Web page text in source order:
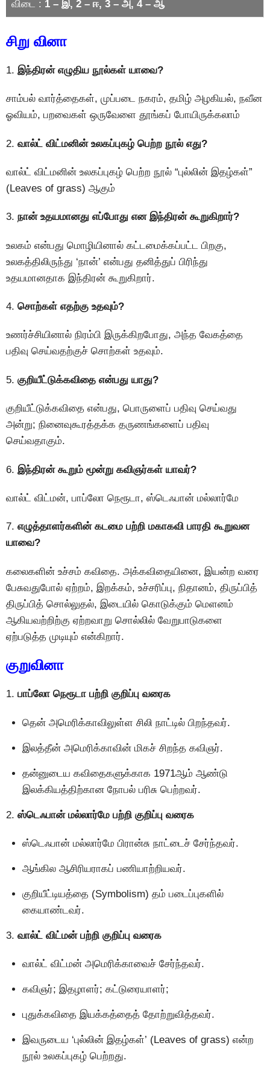
விடை : 1 – இ, 2 – ஈ, 3 – அ, 4 – ஆ
சிறு வினா
1. இந்திரன் எழுதிய நூல்கள் யாவை?
சாம்பல் வார்த்தைகள், முப்படை நகரம், தமிழ் அழகியல், நவீன
ஓவியம், பறவைகள் ஒருவேளை தூங்கப் போயிருக்கலாம்
2. வால்ட் விட்மனின் உலகப்புகழ் பெற்ற நூல் எது?
வால்ட் விட்மனின் உலகப்புகழ் பெற்ற நூல் “புல்லின் இதழ்கள்”
(Leaves of grass) ஆகும்
3. நான் உதயமானது எப்போது என இந்திரன் கூறுகிறார்?
உலகம் என்பது மொழியினால் கட்டமைக்கப்பட்ட பிறகு,
உலகத்திலிருந்து ‘நான்’ என்பது தனித்துப் பிரிந்து
உதயமானதாக இந்திரன் கூறுகிறார்.
4. சொற்கள் எதற்கு உதவும்?
உணர்ச்சியினால் நிரம்பி இருக்கிறபோது, அந்த வேகத்தை
பதிவு செய்வதற்குச் சொற்கள் உதவும்.
5. குறியீட்டுக்கவிதை என்பது யாது?
குறியீட்டுக்கவிதை என்பது, பொருளைப் பதிவு செய்வது
அன்று; நினைவுகூரத்தக்க தருணங்களைப் பதிவு
செய்வதாகும்.
6. இந்திரன் கூறும் மூன்று கவிஞர்கள் யாவர்?
வால்ட் விட்மன், பாப்லோ நெரூடா, ஸ்டெஃபான் மல்லார்மே
7. எழுத்தாளர்களின் கடமை பற்றி மகாகவி பாரதி கூறுவன
யாவை?
கலைகளின் உச்சம் கவிதை. அக்கவிதையினை, இயன்ற வரை
பேசுவதுபோல் ஏற்றம், இறக்கம், உச்சரிப்பு, நிதானம், திருப்பித்
திருப்பித் சொல்லுதல், இடையில் கொடுக்கும் மெளனம்
ஆகியவற்றிற்கு ஏற்றவாறு சொல்லில் வேறுபாடுகளை
ஏற்படுத்த முடியும் என்கிறார்.
குறுவினா
1. பாப்லோ நெரூடா பற்றி குறிப்பு வரைக
தென் அமெரிக்காவிலுள்ள சிலி நாட்டில் பிறந்தவர்.
இலத்தீன் அமெரிக்காவின் மிகச் சிறந்த கவிஞர்.
தன்னுடைய கவிதைகளுக்காக 1971ஆம் ஆண்டு
இலக்கியத்திற்கான நோபல் பரிசு பெற்றவர்.
2. ஸ்டெஃபான் மல்லார்மே பற்றி குறிப்பு வரைக
ஸ்டெஃபான் மல்லார்மே பிரான்சு நாட்டைச் சேர்ந்தவர்.
ஆங்கில ஆசிரியராகப் பணியாற்றியவர்.
குறியீட்டியத்தை (Symbolism) தம் படைப்புகளில்
கையாண்டவர்.
3. வால்ட் விட்மன் பற்றி குறிப்பு வரைக
வால்ட் விட்மன் அமெரிக்காவைச் சேர்ந்தவர்.
கவிஞர்; இதழாளர்; கட்டுரையாளர்;
புதுக்கவிதை இயக்கத்தைத் தோற்றுவித்தவர்.
இவருடைய ‘புல்லின் இதழ்கள்’ (Leaves of grass) என்ற
நூல் உலகப்புகழ் பெற்றது.